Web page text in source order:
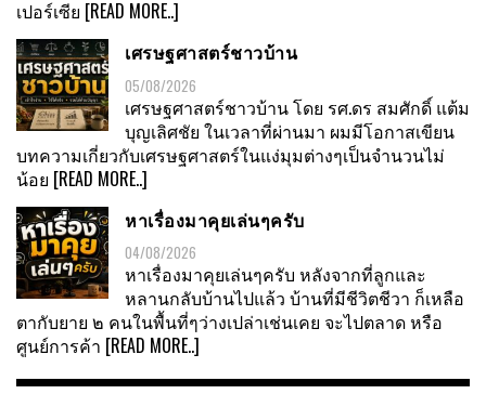
เปอร์เซีย [READ MORE..]
เศรษฐศาสตร์ชาวบ้าน
05/08/2026
เศรษฐศาสตร์ชาวบ้าน โดย รศ.ดร สมศักดิ์ แต้ม
บุญเลิศชัย ในเวลาที่ผ่านมา ผมมีโอกาสเขียน
บทความเกี่ยวกับเศรษฐศาสตร์ในแง่มุมต่างๆเป็นจำนวนไม่
น้อย [READ MORE..]
หาเรื่องมาคุยเล่นๆครับ
04/08/2026
หาเรื่องมาคุยเล่นๆครับ หลังจากที่ลูกและ
หลานกลับบ้านไปแล้ว บ้านที่มีชีวิตชีวา ก็เหลือ
ตากับยาย ๒ คนในพื้นที่ๆว่างเปล่าเช่นเคย จะไปตลาด หรือ
ศูนย์การค้า [READ MORE..]